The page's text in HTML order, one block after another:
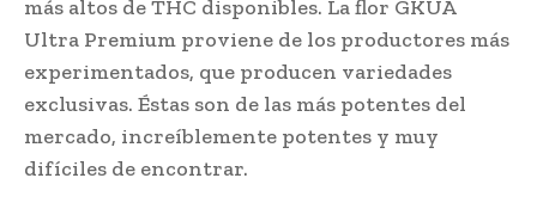
más altos de THC disponibles. La flor GKUA
Ultra Premium proviene de los productores más
experimentados, que producen variedades
exclusivas. Éstas son de las más potentes del
mercado, increíblemente potentes y muy
difíciles de encontrar.